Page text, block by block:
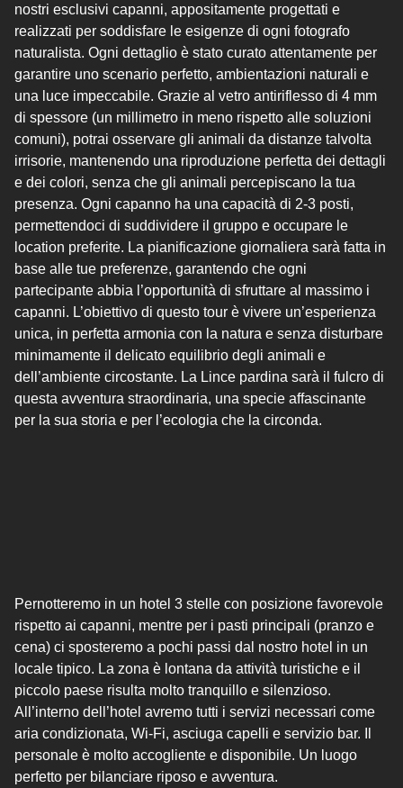
nostri esclusivi capanni, appositamente progettati e
realizzati per soddisfare le esigenze di ogni fotografo
naturalista. Ogni dettaglio è stato curato attentamente per
garantire uno scenario perfetto, ambientazioni naturali e
una luce impeccabile. Grazie al vetro antiriflesso di 4 mm
di spessore (un millimetro in meno rispetto alle soluzioni
comuni), potrai osservare gli animali da distanze talvolta
irrisorie, mantenendo una riproduzione perfetta dei dettagli
e dei colori, senza che gli animali percepiscano la tua
presenza. Ogni capanno ha una capacità di 2-3 posti,
permettendoci di suddividere il gruppo e occupare le
location preferite. La pianificazione giornaliera sarà fatta in
base alle tue preferenze, garantendo che ogni
partecipante abbia l’opportunità di sfruttare al massimo i
capanni. L’obiettivo di questo tour è vivere un’esperienza
unica, in perfetta armonia con la natura e senza disturbare
minimamente il delicato equilibrio degli animali e
dell’ambiente circostante. La Lince pardina sarà il fulcro di
questa avventura straordinaria, una specie affascinante
per la sua storia e per l’ecologia che la circonda.
Pernotteremo in un hotel 3 stelle con posizione favorevole
rispetto ai capanni, mentre per i pasti principali (pranzo e
cena) ci sposteremo a pochi passi dal nostro hotel in un
locale tipico. La zona è lontana da attività turistiche e il
piccolo paese risulta molto tranquillo e silenzioso.
All’interno dell’hotel avremo tutti i servizi necessari come
aria condizionata, Wi-Fi, asciuga capelli e servizio bar. Il
personale è molto accogliente e disponibile. Un luogo
perfetto per bilanciare riposo e avventura.